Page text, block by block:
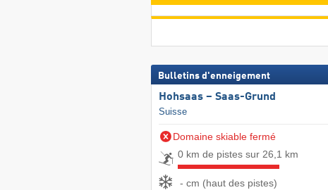
Bulletins d'enneigement
Hohsaas – Saas-Grund
Suisse
Domaine skiable fermé
0 km de pistes sur 26,1 km
- cm (haut des pistes)